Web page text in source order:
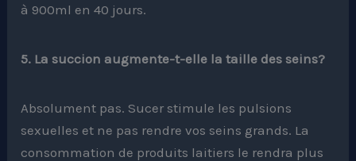
à 900ml en 40 jours.
5. La succion augmente-t-elle la taille des seins?
Absolument pas. Sucer stimule les pulsions
sexuelles et ne pas rendre vos seins grands. La
consommation de produits laitiers le rendra plus